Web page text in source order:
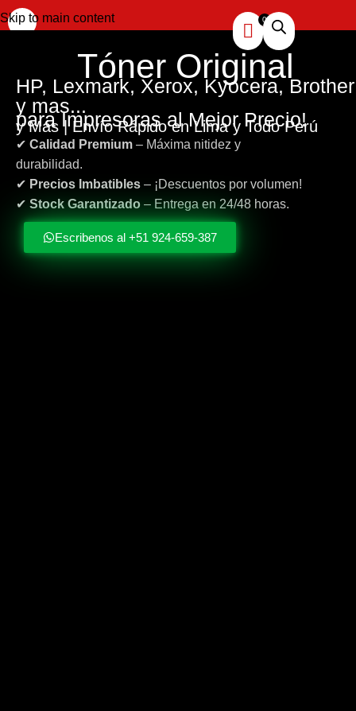
Skip to main content
Tóner Original
HP, Lexmark, Xerox, Kyocera, Brother
y mas...
para Impresoras al Mejor Precio!
y Más | Envío Rápido en Lima y Todo Perú
✔ Calidad Premium – Máxima nitidez y
durabilidad.
✔ Precios Imbatibles – ¡Descuentos por volumen!
✔ Stock Garantizado – Entrega en 24/48 horas.
Escribenos al +51 924-659-387